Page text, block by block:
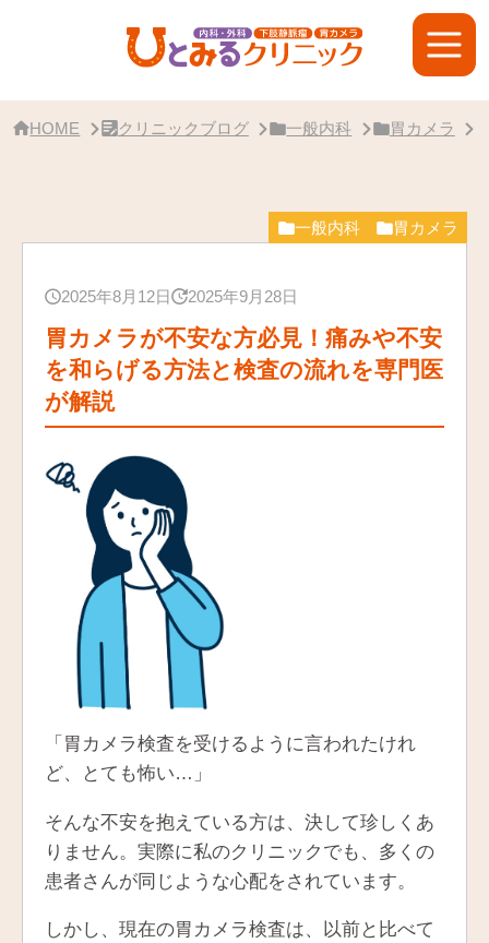
HOME クリニックブログ 一般内科 胃カメラ
一般内科 胃カメラ
2025年8月12日 2025年9月28日
胃カメラが不安な方必見！痛みや不安
を和らげる方法と検査の流れを専門医
が解説
「胃カメラ検査を受けるように言われたけれ
ど、とても怖い…」
そんな不安を抱えている方は、決して珍しくあ
りません。実際に私のクリニックでも、多くの
患者さんが同じような心配をされています。
しかし、現在の胃カメラ検査は、以前と比べて